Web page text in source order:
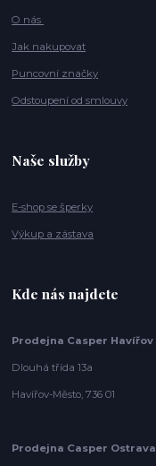
O nás
Jak nakupovat
Puncovní značky
Odstoupení od smlouvy
Naše služby
E-shop se šperky
Výkup a zástava
Kde nás najdete
Prodejna Casper Havířov
Dlouhá třída 13a
Havířov-Město, 736 01
Prodejna Casper Ostrava